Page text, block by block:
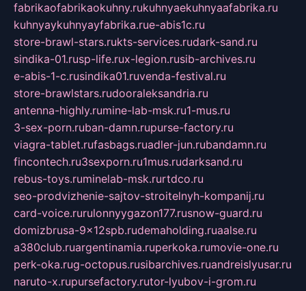
fabrikaofabrikaokuhny.rukuhnyaekuhnyaafabrika.ru
kuhnyaykuhnyayfabrika.rue-abis1c.ru
store-brawl-stars.rukts-services.rudark-sand.ru
sindika-01.rusp-life.rux-legion.rusib-archives.ru
e-abis-1-c.rusindika01.ruvenda-festival.ru
store-brawlstars.rudooraleksandria.ru
antenna-highly.rumine-lab-msk.ru1-mus.ru
3-sex-porn.ruban-damn.rupurse-factory.ru
viagra-tablet.rufasbags.ruadler-jun.rubandamn.ru
fincontech.ru3sexporn.ru1mus.rudarksand.ru
rebus-toys.ruminelab-msk.rurtdco.ru
seo-prodvizhenie-sajtov-stroitelnyh-kompanij.ru
card-voice.rurulonnyygazon177.rusnow-guard.ru
domizbrusa-9x12spb.rudemaholding.ruaalse.ru
a380club.ruargentinamia.ruperkoka.rumovie-one.ru
perk-oka.rug-octopus.rusibarchives.ruandreislyusar.ru
naruto-x.rupursefactory.rutor-lyubov-i-grom.ru